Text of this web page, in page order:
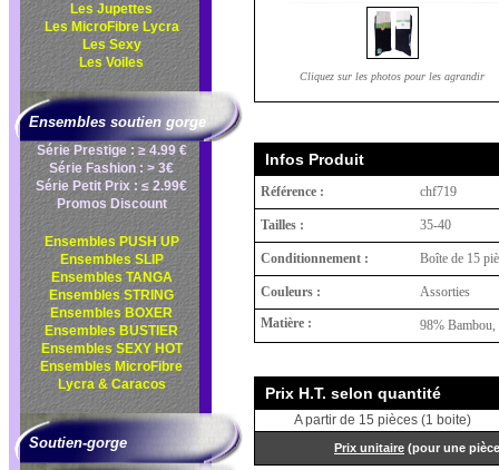
Les Jupettes
Les MicroFibre Lycra
Les Sexy
Les Voiles
Ensembles soutien gorge
Série Prestige : ≥ 4.99 €
Série Fashion : > 3€
Série Petit Prix : ≤ 2.99€
Promos Discount
Ensembles PUSH UP
Ensembles SLIP
Ensembles TANGA
Ensembles STRING
Ensembles BOXER
Ensembles BUSTIER
Ensembles SEXY HOT
Ensembles MicroFibre
Lycra & Caracos
Soutien-gorge
Cliquez sur les photos pour les agrandir
Infos Produit
Référence : chf719
Tailles : 35-40
Conditionnement : Boîte de 15
Couleurs :
Assorties
Matière :
98% Bambou,
Prix H.T. selon quantité
A partir de 15 pièces (1 boite)
Prix unitaire (pour une